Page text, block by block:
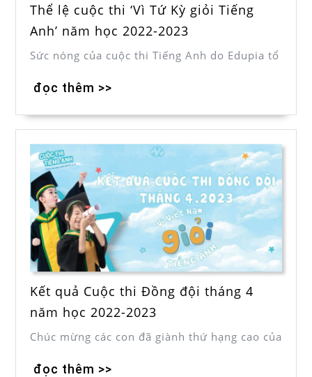
Thể lệ cuộc thi ‘Vì Tứ Kỳ giỏi Tiếng
Anh’ năm học 2022-2023
Sức nóng của cuộc thi Tiếng Anh do Edupia tổ
đọc thêm >>
Kết quả Cuộc thi Đồng đội tháng 4
năm học 2022-2023
Chúc mừng các con đã giành thứ hạng cao của
đọc thêm >>